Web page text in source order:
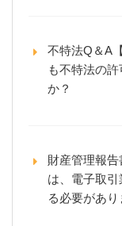
不特法Q＆A
も不特法の
か？
財産管理報
は、電子取
る必要があり